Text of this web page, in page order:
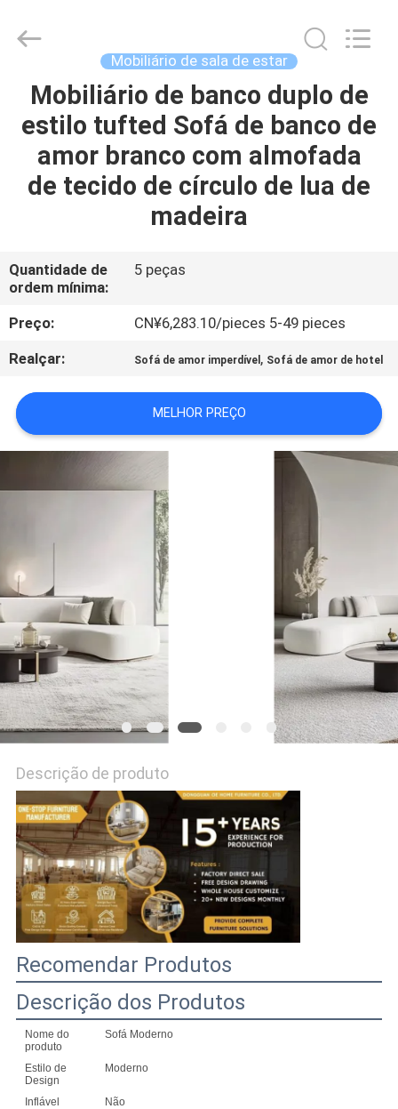
CASA
PRODUTOS
SHOW
DE
RV
SOMOS
CONOSCO
NOTÍCIAS
TODOS
OS
CASOS
PEDIR
UM
ORÇAMENTO
MAPA
DO
SITE
POLÍTICA
DE
PRIVACIDADE
HOME
Furniture
Reserved.
Mobiliário de sala de estar
Mobiliário de banco duplo de
estilo tufted Sofá de banco de
amor branco com almofada
de tecido de círculo de lua de
madeira
Quantidade de
ordem mínima:
5 peças
Preço:
CN¥6,283.10/pieces 5-49 pieces
Realçar:
Sofá de amor imperdível , Sofá de amor de hotel
MELHOR PREÇO
Descrição de produto
Recomendar Produtos
Descrição dos Produtos
Nome do
produto
Sofá Moderno
Estilo de
Design
Moderno
Inflável
Não